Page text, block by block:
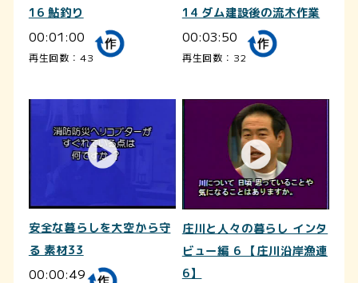
16 鮎釣り
00:01:00
再生回数：43
14 ダム建設後の流木作業
00:03:50
再生回数：32
安全な暮らしを大空から守
る 素材33
00:00:49
庄川と人々の暮らし インタ
ビュー編 6 【庄川沿岸漁連
6】